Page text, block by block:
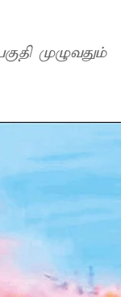
முழுவதும்